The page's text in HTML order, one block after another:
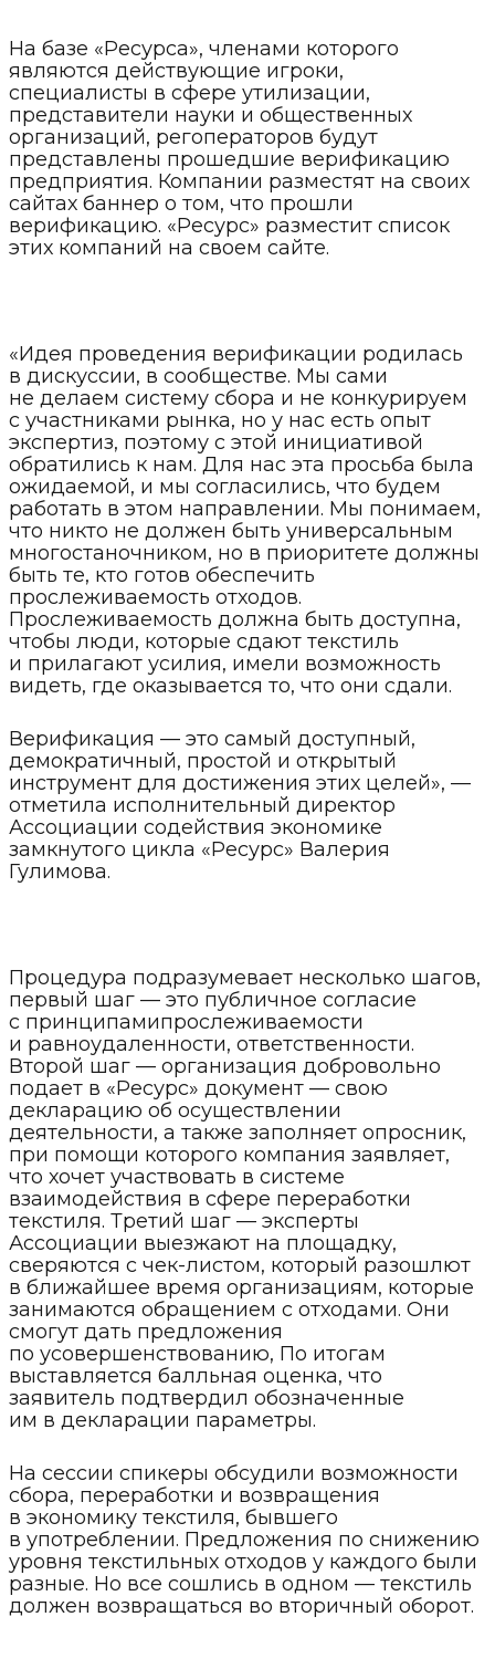
На базе «Ресурса», членами которого
являются действующие игроки,
специалисты в сфере утилизации,
представители науки и общественных
организаций, регоператоров будут
представлены прошедшие верификацию
предприятия. Компании разместят на своих
сайтах баннер о том, что прошли
верификацию. «Ресурс» разместит список
этих компаний на своем сайте.
«Идея проведения верификации родилась
в дискуссии, в сообществе. Мы сами
не делаем систему сбора и не конкурируем
с участниками рынка, но у нас есть опыт
экспертиз, поэтому с этой инициативой
обратились к нам. Для нас эта просьба была
ожидаемой, и мы согласились, что будем
работать в этом направлении. Мы понимаем,
что никто не должен быть универсальным
многостаночником, но в приоритете должны
быть те, кто готов обеспечить
прослеживаемость отходов.
Прослеживаемость должна быть доступна,
чтобы люди, которые сдают текстиль
и прилагают усилия, имели возможность
видеть, где оказывается то, что они сдали.
Верификация — это самый доступный,
демократичный, простой и открытый
инструмент для достижения этих целей», —
отметила исполнительный директор
Ассоциации содействия экономике
замкнутого цикла «Ресурс» Валерия
Гулимова.
Процедура подразумевает несколько шагов,
первый шаг — это публичное согласие
с принципамипрослеживаемости
и равноудаленности, ответственности.
Второй шаг — организация добровольно
подает в «Ресурс» документ — свою
декларацию об осуществлении
деятельности, а также заполняет опросник,
при помощи которого компания заявляет,
что хочет участвовать в системе
взаимодействия в сфере переработки
текстиля. Третий шаг — эксперты
Ассоциации выезжают на площадку,
сверяются с чек-листом, который разошлют
в ближайшее время организациям, которые
занимаются обращением с отходами. Они
смогут дать предложения
по усовершенствованию, По итогам
выставляется балльная оценка, что
заявитель подтвердил обозначенные
им в декларации параметры.
На сессии спикеры обсудили возможности
сбора, переработки и возвращения
в экономику текстиля, бывшего
в употреблении. Предложения по снижению
уровня текстильных отходов у каждого были
разные. Но все сошлись в одном — текстиль
должен возвращаться во вторичный оборот.